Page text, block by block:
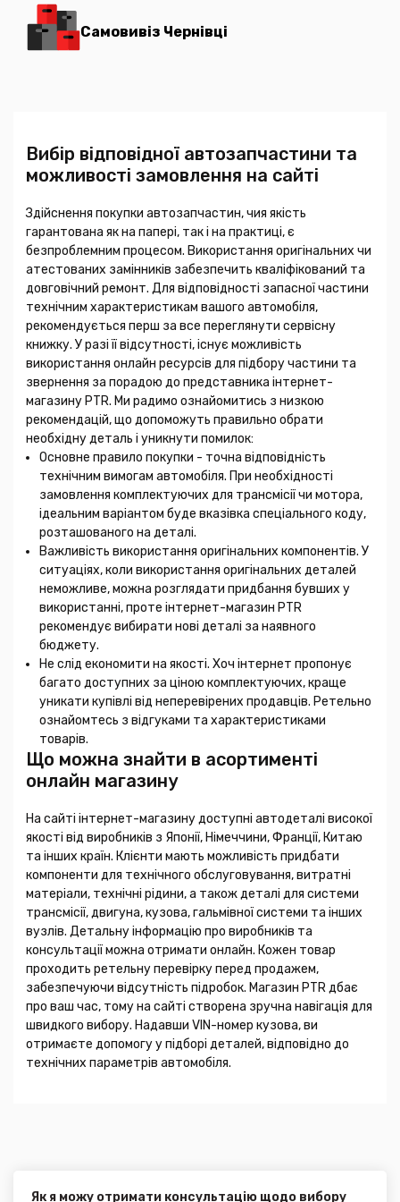
Самовивіз Чернівці
Вибір відповідної автозапчастини та
можливості замовлення на сайті
Здійснення покупки автозапчастин, чия якість
гарантована як на папері, так і на практиці, є
безпроблемним процесом. Використання оригінальних чи
атестованих замінників забезпечить кваліфікований та
довговічний ремонт. Для відповідності запасної частини
технічним характеристикам вашого автомобіля,
рекомендується перш за все переглянути сервісну
книжку. У разі її відсутності, існує можливість
використання онлайн ресурсів для підбору частини та
звернення за порадою до представника інтернет-
магазину PTR. Ми радимо ознайомитись з низкою
рекомендацій, що допоможуть правильно обрати
необхідну деталь і уникнути помилок:
Основне правило покупки - точна відповідність
технічним вимогам автомобіля. При необхідності
замовлення комплектуючих для трансмісії чи мотора,
ідеальним варіантом буде вказівка спеціального коду,
розташованого на деталі.
Важливість використання оригінальних компонентів. У
ситуаціях, коли використання оригінальних деталей
неможливе, можна розглядати придбання бувших у
використанні, проте інтернет-магазин PTR
рекомендує вибирати нові деталі за наявного
бюджету.
Не слід економити на якості. Хоч інтернет пропонує
багато доступних за ціною комплектуючих, краще
уникати купівлі від неперевірених продавців. Ретельно
ознайомтесь з відгуками та характеристиками
товарів.
Що можна знайти в асортименті
онлайн магазину
На сайті інтернет-магазину доступні автодеталі високої
якості від виробників з Японії, Німеччини, Франції, Китаю
та інших країн. Клієнти мають можливість придбати
компоненти для технічного обслуговування, витратні
матеріали, технічні рідини, а також деталі для системи
трансмісії, двигуна, кузова, гальмівної системи та інших
вузлів. Детальну інформацію про виробників та
консультації можна отримати онлайн. Кожен товар
проходить ретельну перевірку перед продажем,
забезпечуючи відсутність підробок. Магазин PTR дбає
про ваш час, тому на сайті створена зручна навігація для
швидкого вибору. Надавши VIN-номер кузова, ви
отримаєте допомогу у підборі деталей, відповідно до
технічних параметрів автомобіля.
Як я можу отримати консультацію щодо вибору